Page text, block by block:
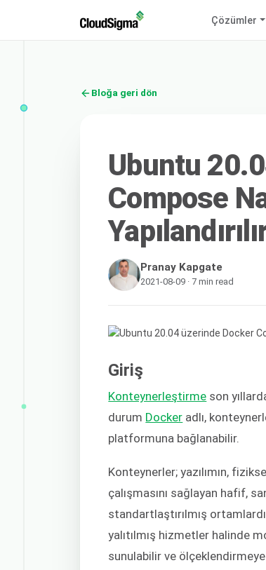
Çözümler
Bloğa geri dön
Ubuntu
Compose
Pranay Kapgate
2021-08-09 · 7 min read
Giriş
Konteynerleştirme son
durum Docker adlı,
platformuna bağlanabilir.
Konteynerler; yazılımın,
çalışmasını sağlayan hafif,
standartlaştırılmış
yalıtılmış hizmetler halinde
sunulabilir ve ölçeklendirmeye